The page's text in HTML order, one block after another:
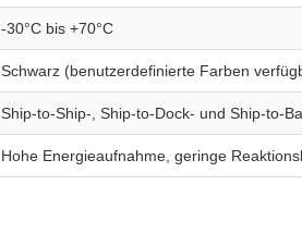
-30°C bis +70°C
Schwarz (benutzerdefinierte Farben
Ship-to-Ship-, Ship-to-Dock- und Ship-to-
Hohe Energieaufnahme, geringe